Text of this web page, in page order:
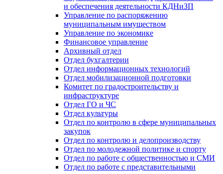
и обеспечения деятельности КДНиЗП
Управление по распоряжению
муниципальным имуществом
Управление по экономике
Финансовое управление
Архивный отдел
Отдел бухгалтерии
Отдел информационных технологий
Отдел мобилизационной подготовки
Комитет по градостроительству и
инфраструктуре
Отдел ГО и ЧС
Отдел культуры
Отдел по контролю в сфере муниципальных
закупок
Отдел по контролю и делопроизводству
Отдел по молодежной политике и спорту
Отдел по работе с общественностью и СМИ
Отдел по работе с представительными